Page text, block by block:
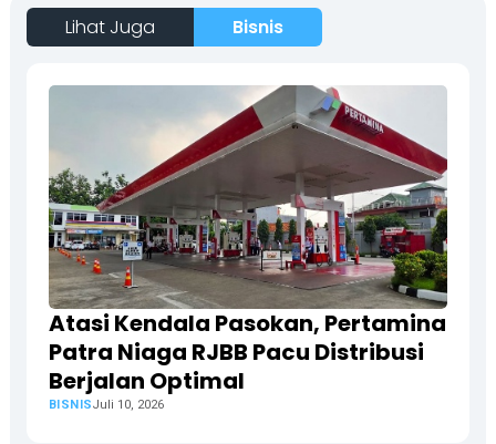
Lihat Juga Bisnis
Atasi Kendala Pasokan, Pertamina
Patra Niaga RJBB Pacu Distribusi
Berjalan Optimal
BISNISJuli 10, 2026